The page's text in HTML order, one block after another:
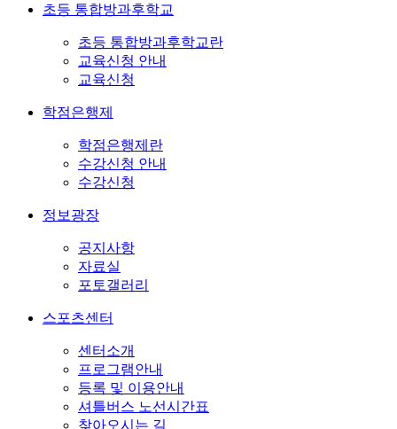
초등 통합방과후학교
초등 통합방과후학교란
교육신청 안내
교육신청
학점은행제
학점은행제란
수강신청 안내
수강신청
정보광장
공지사항
자료실
포토갤러리
스포츠센터
센터소개
프로그램안내
등록 및 이용안내
셔틀버스 노선시간표
찾아오시는 길